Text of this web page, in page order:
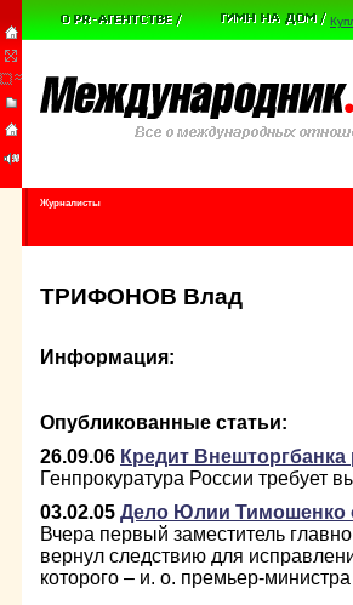
Журналисты
ТРИФОНОВ Влад
Информация:
Опубликованные статьи:
26.09.06 Кредит Внешторгбанка
Генпрокуратура России требует
03.02.05 Дело Юлии Тимошенко
Вчера первый заместитель
вернул следствию для
которого – и. о. премьер-